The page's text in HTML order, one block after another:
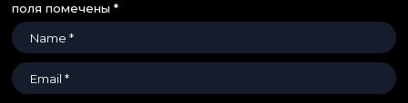
поля помечены *